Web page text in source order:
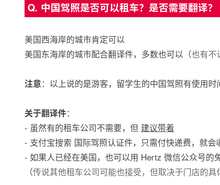
Q. 中国驾照是否可以租车？是否需要翻译？
美国西海岸的城市肯定可以
美国东海岸的城市配合翻译件，多数也可以（也有不
注意：以上说的是游客，留学生的中国驾照有使用
关于翻译件：
- 虽然有的租车公司不需要，但 建议带着
- 支付宝搜索 国际驾照认证件，只需付快递费，就
- 如果人已经在美国，也可以用 Hertz 微信公众号的
（传说其他租车公司可能也接受，但取决于门店的具